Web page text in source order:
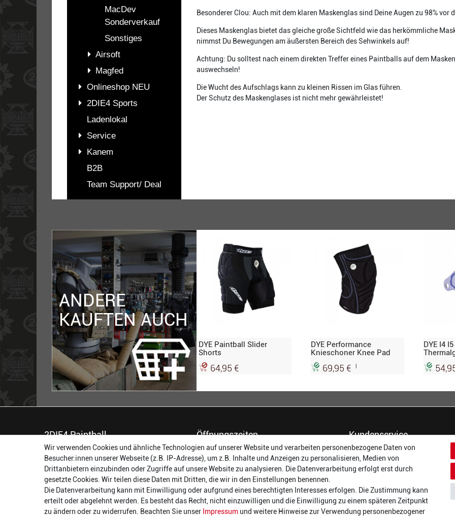
MacDev
Sonderverkauf
Sonstiges
Airsoft
Magfed
Onlineshop NEU
2DIE4 Sports
Ladenlokal
Service
Kanem
B2B
Team Support/ Deal
Besonderer Clou: Auch mit dem klaren Maskenglas sind Deine Augen zu 98% vor
Dieses Maskenglas bietet das gleiche große Sichtfeld wie das herkömmliche
nimmst Du Bewegungen am äußersten Bereich des Sehwinkels auf!
Achtung: Du solltest nach einem direkten Treffer eines Paintballs auf dem
auswechseln!
Die Wucht des Aufschlags kann zu kleinen Rissen im Glas führen.
Der Schutz des Maskenglases ist nicht mehr gewährleistet!
ZUBEHÖR
ANDERE
KAUFTEN AUCH
DYE Paintball Slider
Shorts
64,95 €
DYE Performance
Knieschoner Knee Pad
69,95 € |
DYE I4
2DIE4 Paintball
56457 Westerburg
Reinhold-Ferger-Straße 26
order@2die4-sports.com
0 26 63/ 9 68 69 37
Öffnungszeiten
Montag:
14:00 - 17:00 Uhr
Dienstag:
14:00 - 17:00 Uhr
Mittwoch:
14:00 - 17:00 Uhr
Donnerstag:
14:00 - 17:00 Uhr
Freitag:
14:00 - 19:00 Uhr
Samstag:
10:00 - 17:00 Uhr
Kundenservice
Dein Konto
Häufigste Fragen (FAQ)
Größentabellen
Kundenmeinungen
Batterieverordnung
Wir verwenden Cookies und ähnliche Technologien auf unserer Website und verarbeiten personenbezogene Daten von
Besucher:innen unserer Webseite (z.B. IP-Adresse), um z.B. Inhalte und Anzeigen zu personalisieren, Medien von
Drittanbietern einzubinden oder Zugriffe auf unsere Website zu analysieren. Die Datenverarbeitung erfolgt erst durch
gesetzte Cookies. Wir teilen diese Daten mit Dritten, die wir in den Einstellungen benennen.
Die Datenverarbeitung kann mit Einwilligung oder aufgrund eines berechtigten Interesses erfolgen. Die Zustimmung kann
erteilt oder abgelehnt werden. Es besteht das Recht, nicht einzuwilligen und die Einwilligung zu einem späteren Zeitpunkt
zu ändern oder zu widerrufen. Beachten Sie unser Impressum und weitere Hinweise zur Verwendung personenbezogener